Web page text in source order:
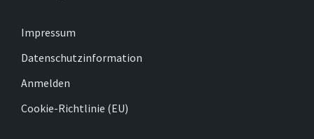
Impressum
Datenschutzinformation
Anmelden
Cookie-Richtlinie (EU)